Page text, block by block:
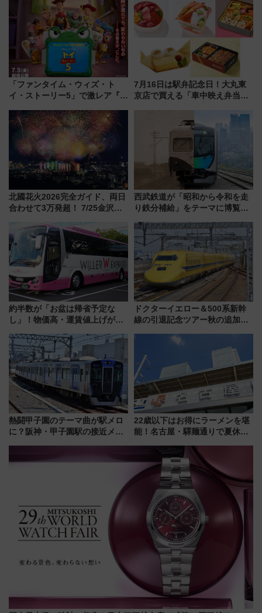
「ファンタイム・ウィズ・ト
イ・ストーリー5」で激レア『ロ
デコレーションも徹底解説
7月16日は駅弁記念日！大丸東
京店で買える「車中映え弁当」
北國花火2026完全ガイド、両日
合わせて3万発超！ 7/25金沢大
会の日程・アクセス・観覧席ま
とめ（石川県）
西武鉄道が「昭和から令和を走
り鉄分補給」をテーマに博覧会
14日から 新車両「トキイロ」体
験ブースも アクセスや申込方法
を解説
約半数が「お盆は帰省予定な
し」！物価高・運賃値上げが財
りたいけど……【WILLER お盆
帰省動向調査】
ドクターイエロー＆500系新幹
線の引退記念ツアー秋の追加企
ホテル情報まとめ
熱闘甲子園のテーマ曲が駅メロ
に？阪神・甲子園駅の接近メロ
5日始発から
22歳以下はお得にラーメンを堪
能！名古屋・驛麺通りで夏休み
よりスタート